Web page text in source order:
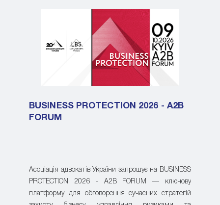
BUSINESS PROTECTION 2026 - A2B
FORUM
Асоціація адвокатів України запрошує на BUSINESS
PROTECTION 2026 - A2B FORUM — ключову
платформу для обговорення сучасних стратегій